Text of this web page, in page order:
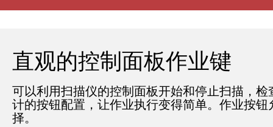
直观的控制面板作业键
可以利用扫描仪的控制面板开始和停止扫描，
计的按钮配置，让作业执行变得简单。作业按
择。